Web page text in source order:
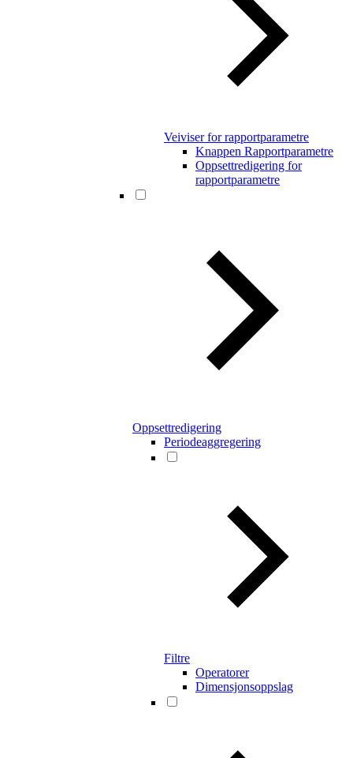
Veiviser for rapportparametre
Knappen Rapportparametre
Oppsettredigering for
rapportparametre
Oppsettredigering
Periodeaggregering
Filtre
Operatorer
Dimensjonsoppslag